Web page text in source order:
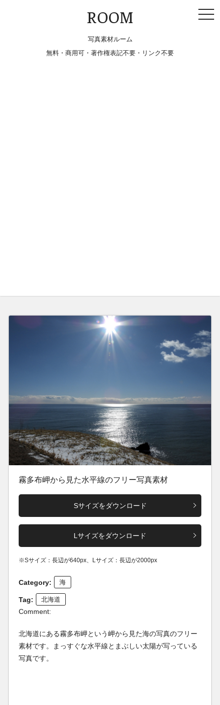
ROOM
写真素材ルーム
無料・商用可・著作権表記不要・リンク不要
霧多布岬から見た水平線のフリー写真素材
Sサイズをダウンロード
Lサイズをダウンロード
※Sサイズ：長辺が640px、Lサイズ：長辺が2000px
Category: 海
Tag: 北海道
Comment:
北海道にある霧多布岬という岬から見た海の写真のフリー
素材です。まっすぐな水平線とまぶしい太陽が写っている
写真です。